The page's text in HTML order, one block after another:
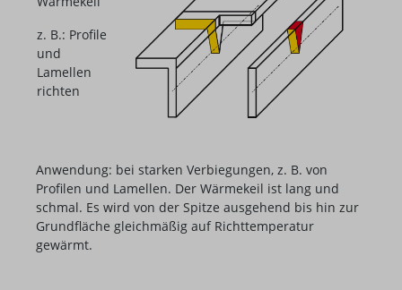
z. B.: Profile
und
Lamellen
richten
Anwendung: bei starken Verbiegungen, z. B. von
Profilen und Lamellen. Der Wärmekeil ist lang und
schmal. Es wird von der Spitze ausgehend bis hin zur
Grundfläche gleichmäßig auf Richttemperatur
gewärmt.